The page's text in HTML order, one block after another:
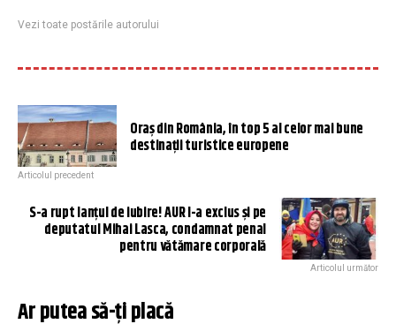
Vezi toate postările autorului
Oraș din România, în top 5 al celor mai bune
destinații turistice europene
Articolul precedent
S-a rupt lanțul de iubire! AUR l-a exclus și pe
deputatul Mihai Lasca, condamnat penal
pentru vătămare corporală
Articolul următor
Ar putea să-ți placă